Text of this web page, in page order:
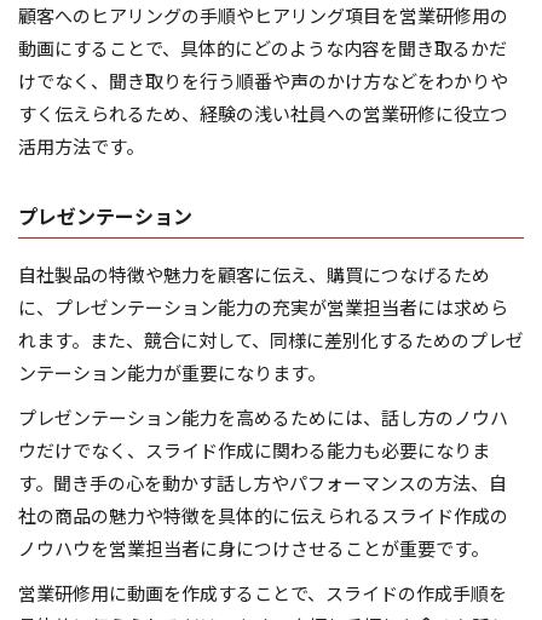
顧客へのヒアリングの手順やヒアリング項目を営業研修用の
動画にすることで、具体的にどのような内容を聞き取るかだ
けでなく、聞き取りを行う順番や声のかけ方などをわかりや
すく伝えられるため、経験の浅い社員への営業研修に役立つ
活用方法です。
プレゼンテーション
自社製品の特徴や魅力を顧客に伝え、購買につなげるため
に、プレゼンテーション能力の充実が営業担当者には求めら
れます。また、競合に対して、同様に差別化するためのプレゼ
ンテーション能力が重要になります。
プレゼンテーション能力を高めるためには、話し方のノウハ
ウだけでなく、スライド作成に関わる能力も必要になりま
す。聞き手の心を動かす話し方やパフォーマンスの方法、自
社の商品の魅力や特徴を具体的に伝えられるスライド作成の
ノウハウを営業担当者に身につけさせることが重要です。
営業研修用に動画を作成することで、スライドの作成手順を